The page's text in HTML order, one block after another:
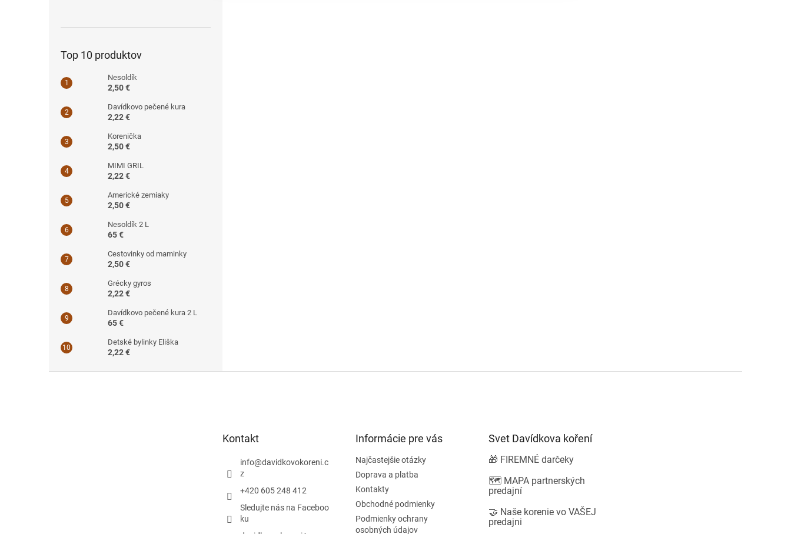
Top 10 produktov
Nesoldík
2,50 €
Davídkovo pečené kura
2,22 €
Korenička
2,50 €
MIMI GRIL
2,22 €
Americké zemiaky
2,50 €
Nesoldík 2 L
65 €
Cestovinky od maminky
2,50 €
Grécky gyros
2,22 €
Davídkovo pečené kura 2 L
65 €
Detské bylinky Eliška
2,22 €
Kontakt
info@davidkovokoreni.c
z
+420 605 248 412
Sledujte nás na Faceboo
ku
Informácie pre vás
Najčastejšie otázky
Doprava a platba
Kontakty
Obchodné podmienky
Podmienky ochrany
osobných údajov
Svet Davídkova koření
🎁 FIREMNÉ darčeky
🗺️ MAPA partnerských
predajní
🤝 Naše korenie vo VAŠEJ
predajni